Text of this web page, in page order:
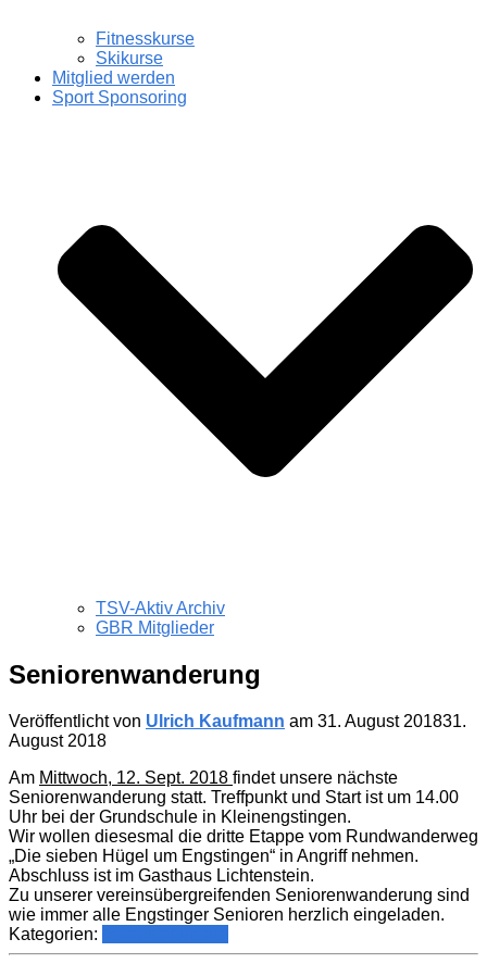
Fitnesskurse
Skikurse
Mitglied werden
Sport Sponsoring
TSV-Aktiv Archiv
GBR Mitglieder
Seniorenwanderung
Veröffentlicht von Ulrich Kaufmann am 31. August 201831.
August 2018
Am Mittwoch, 12. Sept. 2018 findet unsere nächste
Seniorenwanderung statt. Treffpunkt und Start ist um 14.00
Uhr bei der Grundschule in Kleinengstingen.
Wir wollen diesesmal die dritte Etappe vom Rundwanderweg
„Die sieben Hügel um Engstingen“ in Angriff nehmen.
Abschluss ist im Gasthaus Lichtenstein.
Zu unserer vereinsübergreifenden Seniorenwanderung sind
wie immer alle Engstinger Senioren herzlich eingeladen.
Kategorien: